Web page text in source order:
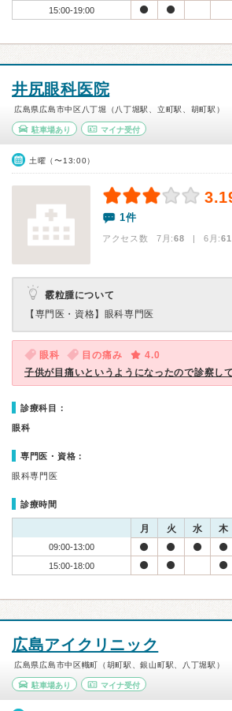
15:00-19:00
井尻眼科医院
広島県広島市中区八丁堀（八丁堀駅、立町駅、胡町駅）
駐車場あり マイナ受付
土曜（〜13:00）
1件
アクセス数 7月:68 | 6月:61
霰粒腫について
【専門医・資格】 眼科専門医
眼科 目の痛み
4.0
子供が目痛いというようになったので診察し
診療科目：
眼科
専門医・資格：
眼科専門医
診療時間
月 火 水 木
09:00-13:00
15:00-18:00
広島アイクリニック
広島県広島市中区幟町（胡町駅、銀山町駅、八丁堀駅）
駐車場あり マイナ受付